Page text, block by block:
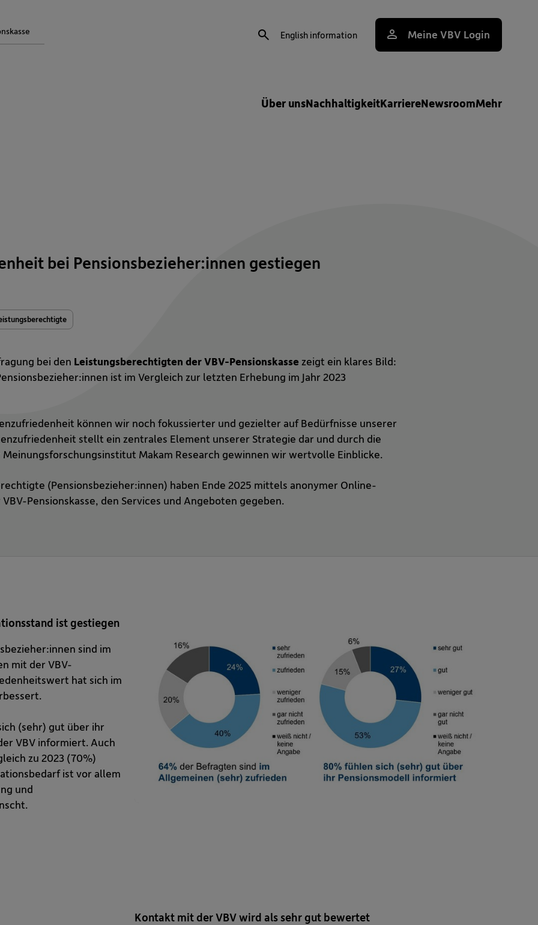
SucheEnglish information Meine VBV Login
Über unsNachhaltigkeitKarriereNewsroomMehr
bei Pensionsbezieher:innen gestiegen
bei den Leistungsberechtigten der VBV-Pensionskassezeigt ein klares Bild:
ist im Vergleich zur letzten Erhebung im Jahr 2023
können wir noch fokussierter und gezielter auf Bedürfnisse unserer
stellt ein zentrales Element unserer Strategie dar und durch die
Makam Research gewinnen wir wertvolle Einblicke.
(Pensionsbezieher:innen) haben Ende 2025 mittels anonymer Online-
Pensionskasse, den Services und Angeboten gegeben.
ist gestiegen
sind im
mit der VBV-
hat sich im
(sehr) gut über ihr
VBV informiert. Auch
zu 2023 (70%)
ist vor allem
und
Kontakt mit der VBV wird als sehr gut bewertet